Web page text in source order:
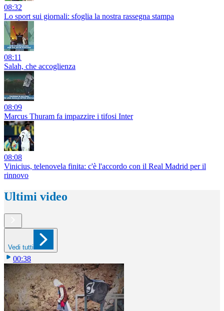
08:32
Lo sport sui giornali: sfoglia la nostra rassegna stampa
08:11
Salah, che accoglienza
08:09
Marcus Thuram fa impazzire i tifosi Inter
08:08
Vinicius, telenovela finita: c'è l'accordo con il Real Madrid per il
rinnovo
Ultimi video
Vedi tutti
00:38